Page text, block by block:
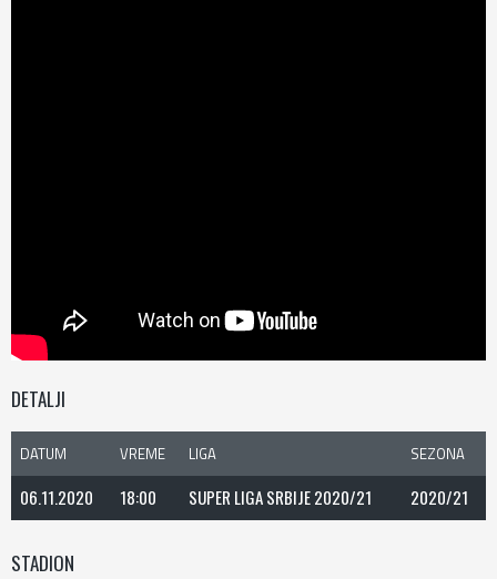
DETALJI
DATUM VREME LIGA SEZONA
06.11.2020 18:00 SUPER LIGA SRBIJE 2020/21 2020/21
STADION